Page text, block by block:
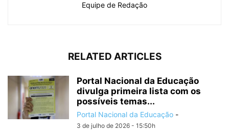
Equipe de Redação
RELATED ARTICLES
Portal Nacional da Educação
divulga primeira lista com os
possíveis temas...
Portal Nacional da Educação -
3 de julho de 2026 - 15:50h